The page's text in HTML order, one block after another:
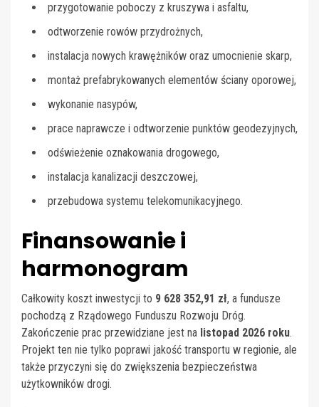
przygotowanie poboczy z kruszywa i asfaltu,
odtworzenie rowów przydrożnych,
instalacja nowych krawężników oraz umocnienie skarp,
montaż prefabrykowanych elementów ściany oporowej,
wykonanie nasypów,
prace naprawcze i odtworzenie punktów geodezyjnych,
odświeżenie oznakowania drogowego,
instalacja kanalizacji deszczowej,
przebudowa systemu telekomunikacyjnego.
Finansowanie i
harmonogram
Całkowity koszt inwestycji to 9 628 352,91 zł, a fundusze
pochodzą z Rządowego Funduszu Rozwoju Dróg.
Zakończenie prac przewidziane jest na listopad 2026 roku.
Projekt ten nie tylko poprawi jakość transportu w regionie, ale
także przyczyni się do zwiększenia bezpieczeństwa
użytkowników drogi.